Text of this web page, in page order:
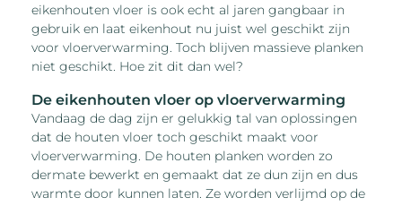
eikenhouten vloer is ook echt al jaren gangbaar in
gebruik en laat eikenhout nu juist wel geschikt zijn
voor vloerverwarming. Toch blijven massieve planken
niet geschikt. Hoe zit dit dan wel?
De eikenhouten vloer op vloerverwarming
Vandaag de dag zijn er gelukkig tal van oplossingen
dat de houten vloer toch geschikt maakt voor
vloerverwarming. De houten planken worden zo
dermate bewerkt en gemaakt dat ze dun zijn en dus
warmte door kunnen laten. Ze worden verlijmd op de